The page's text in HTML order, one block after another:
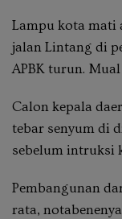
Lampu kota mati
jalan Lintang di
APBK turun.
Calon kepala
tebar senyum di
sebelum intruksi
Pembangunan
rata,